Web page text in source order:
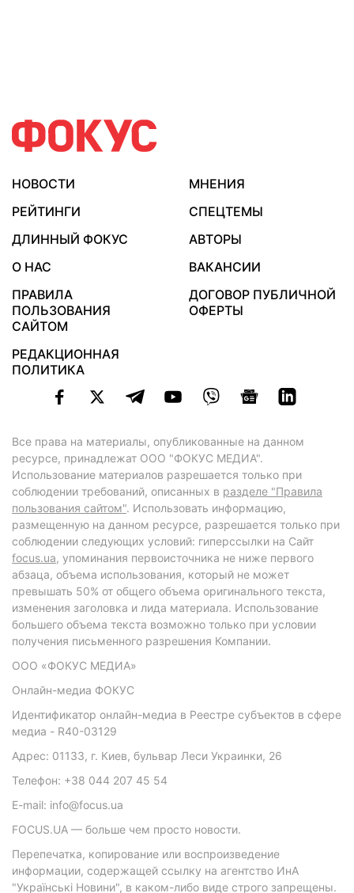
НОВОСТИ
МНЕНИЯ
РЕЙТИНГИ
СПЕЦТЕМЫ
ДЛИННЫЙ ФОКУС
АВТОРЫ
О НАС
ВАКАНСИИ
ПРАВИЛА
ПОЛЬЗОВАНИЯ
САЙТОМ
ДОГОВОР ПУБЛИЧНОЙ
ОФЕРТЫ
РЕДАКЦИОННАЯ
ПОЛИТИКА
Все права на материалы, опубликованные на данном
ресурсе, принадлежат ООО "ФОКУС МЕДИА".
Использование материалов разрешается только при
соблюдении требований, описанных в разделе "Правила
пользования сайтом". Использовать информацию,
размещенную на данном ресурсе, разрешается только при
соблюдении следующих условий: гиперссылки на Сайт
focus.ua, упоминания первоисточника не ниже первого
абзаца, объема использования, который не может
превышать 50% от общего объема оригинального текста,
изменения заголовка и лида материала. Использование
большего объема текста возможно только при условии
получения письменного разрешения Компании.
ООО «ФОКУС МЕДИА»
Онлайн-медиа ФОКУС
Идентификатор онлайн-медиа в Реестре субъектов в сфере
медиа - R40-03129
Адрес: 01133, г. Киев, бульвар Леси Украинки, 26
Телефон: +38 044 207 45 54
E-mail: info@focus.ua
FOCUS.UA — больше чем просто новости.
Перепечатка, копирование или воспроизведение
информации, содержащей ссылку на агентство ИнА
"Українські Новини", в каком-либо виде строго запрещены.